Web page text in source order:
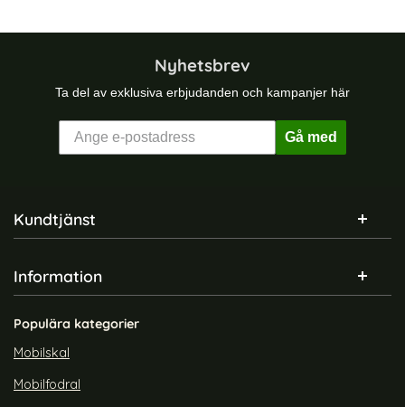
Nyhetsbrev
Ta del av exklusiva erbjudanden och kampanjer här
Gå med
Sidfot Blandad info och länkar
Kundtjänst
Information
Populära kategorier
Mobilskal
Mobilfodral